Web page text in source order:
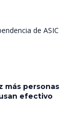
de ASIC
más personas
efectivo